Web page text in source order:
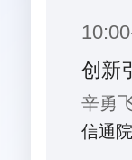
创新
辛勇
信通